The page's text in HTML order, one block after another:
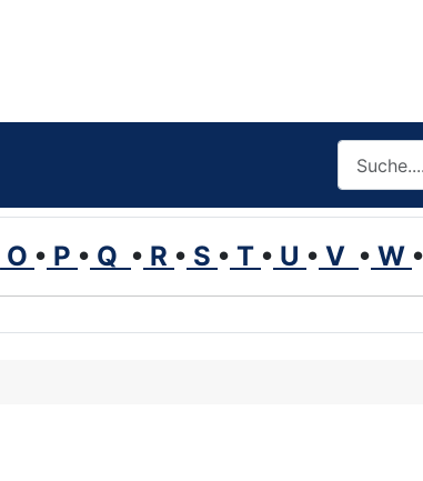
O • P • Q • R • S • T • U • V • W •